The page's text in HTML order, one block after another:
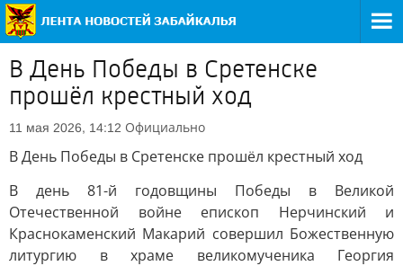
В День Победы в Сретенске
прошёл крестный ход
11 мая 2026, 14:12 Официально
В День Победы в Сретенске прошёл крестный ход
В день 81-й годовщины Победы в Великой
Отечественной войне епископ Нерчинский и
Краснокаменский Макарий совершил Божественную
литургию в храме великомученика Георгия